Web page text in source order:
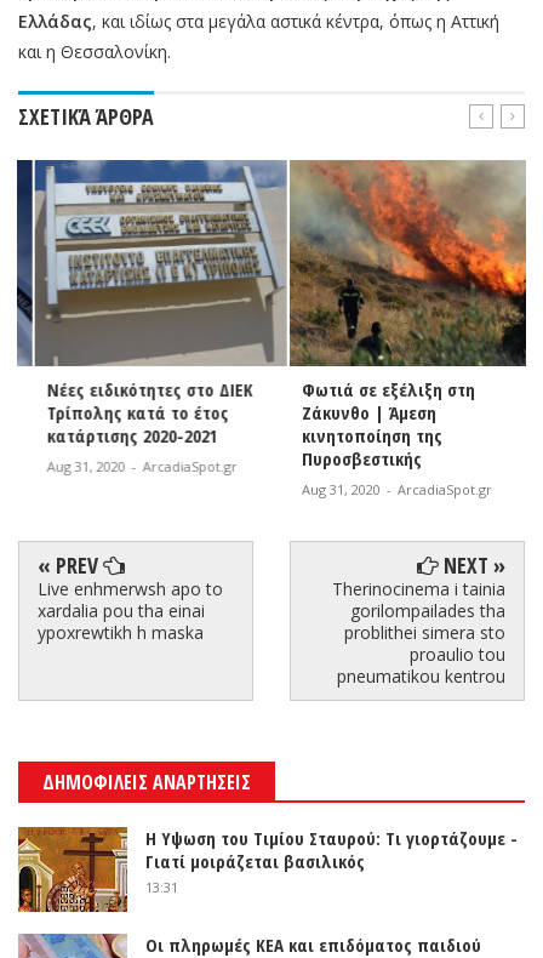
Ελλάδας, και ιδίως στα μεγάλα αστικά κέντρα, όπως η Αττική
και η Θεσσαλονίκη.
ΣΧΕΤΙΚΆ ΆΡΘΡΑ
Νέες ειδικότητες στο ΔΙΕΚ
Τρίπολης κατά το έτος
κατάρτισης 2020-2021
Aug 31, 2020 - ArcadiaSpot.gr
Φωτιά σε εξέλιξη στη
Ζάκυνθο | Άμεση
κινητοποίηση της
Πυροσβεστικής
Aug 31, 2020 - ArcadiaSpot.gr
« PREV
Live enhmerwsh apo to
xardalia pou tha einai
ypoxrewtikh h maska
NEXT »
Therinocinema i tainia
gorilompailades tha
problithei simera sto
proaulio tou
pneumatikou kentrou
ΔΗΜΟΦΙΛΕΙΣ ΑΝΑΡΤΗΣΕΙΣ
Η Υψωση του Τιμίου Σταυρού: Τι γιορτάζουμε -
Γιατί μοιράζεται βασιλικός
13:31
Οι πληρωμές ΚΕΑ και επιδόματος παιδιού